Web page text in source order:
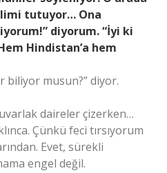
tutuyor… Ona
diyorum. “İyi ki
Hindistan’a hem
biliyor musun?” diyor.
daireler çizerken…
Çünkü feci tırsıyorum
Evet, sürekli
engel değil.